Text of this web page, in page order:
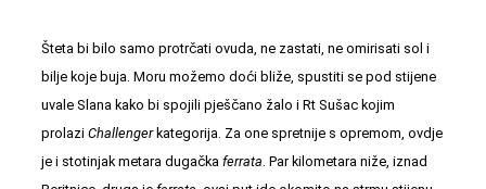
Šteta bi bilo samo protrčati ovuda, ne zastati, ne omirisati sol i
bilje koje buja. Moru možemo doći bliže, spustiti se pod stijene
uvale Slana kako bi spojili pješčano žalo i Rt Sušac kojim
prolazi Challengerkategorija. Za one spretnije s opremom, ovdje
je i stotinjak metara dugačka ferrata . Par kilometara niže, iznad